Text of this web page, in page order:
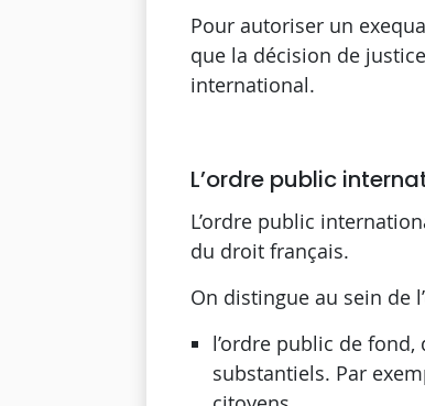
Pour autoriser un
que la décision de
international.
L’ordre public
L’ordre public
du droit français.
On distingue au sein de
l’ordre public de
substantiels. Par